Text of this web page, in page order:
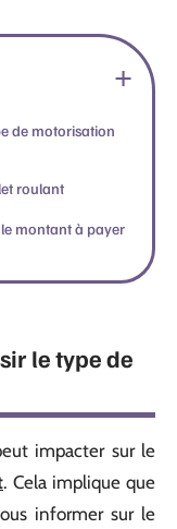
de motorisation
roulant
montant à payer
le type de
impacter sur le
. Cela implique que
informer sur le